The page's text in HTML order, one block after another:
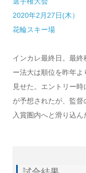
2020年2月27日(木）
花輪スキー場
インカレ最終日。最
ー法大は順位を昨年
見せた。エントリー
が予想されたが、監
入賞圏内へと滑り込ん